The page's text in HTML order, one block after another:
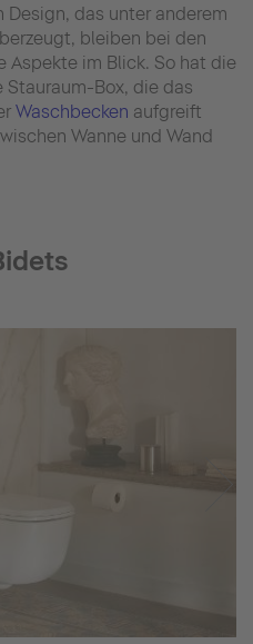
Design, das unter anderem
bleiben bei den
Aspekte im Blick. So hat die
Box, die das
Waschbecken aufgreift
Wanne und Wand